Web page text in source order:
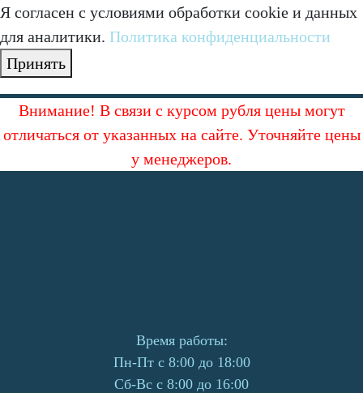
Я согласен с условиями обработки cookie и данных
для аналитики. Политика конфиденциальности
Принять
Внимание! В связи с курсом рубля цены могут
отличаться от указанных на сайте. Уточняйте цены
у менеджеров.
Время работы:
Пн-Пт с 8:00 до 18:00
Сб-Вс с 8:00 до 16:00